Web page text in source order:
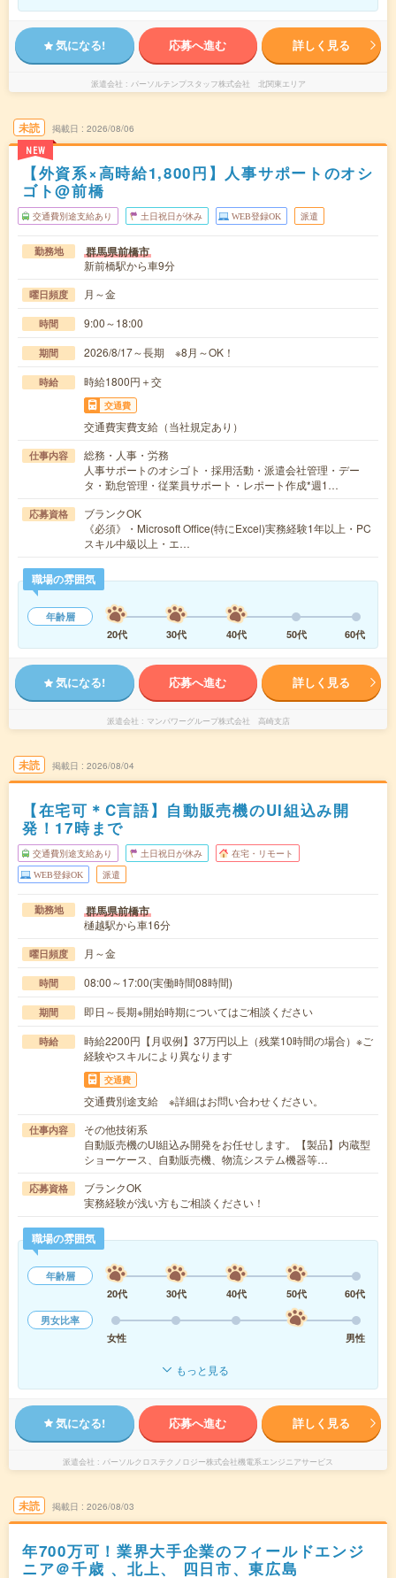
気になる! 応募へ進む 詳しく見る
派遣会社 パーソルテンプスタッフ株式会社 北関東エリア
未読
NEW
掲載日 2026/08/06
【外資系×高時給1,800円】人事サポートのオシ
ゴト@前橋
交通費別途支給あり 土日祝日が休み WEB登録OK 派遣
勤務地 群馬県前橋市
新前橋駅から車9分
曜日頻度 月～金
時間 9:00～18:00
期間 2026/8/17～長期 ※8月～OK！
時給 時給1800円＋交
交通費
交通費実費支給（当社規定あり）
仕事内容
総務・人事・労務
人事サポートのオシゴト・採用活動・派遣会社管理・デー
タ・勤怠管理・従業員サポート・レポート作成*週1…
応募資格
ブランクOK
《必須》・Microsoft Office(特にExcel)実務経験1年以上・PC
スキル中級以上・エ…
職場の雰囲気
年齢層
20代
30代 40代 50代 60代
気になる! 応募へ進む 詳しく見る
派遣会社 マンパワーグループ株式会社 高崎支店
未読 掲載日 2026/08/04
【在宅可＊C言語】自動販売機のUI組込み開
発！17時まで
交通費別途支給あり 土日祝日が休み 在宅・リモート
WEB登録OK 派遣
勤務地 群馬県前橋市
樋越駅から車16分
曜日頻度 月～金
時間 08:00～17:00(実働時間08時間)
期間 即日～長期※開始時期についてはご相談ください
時給
時給2200円【月収例】37万円以上（残業10時間の場合）※ご
経験やスキルにより異なります
交通費
交通費別途支給 ※詳細はお問い合わせください。
仕事内容
その他技術系
自動販売機のUI組込み開発をお任せします。【製品】内蔵型
ショーケース、自動販売機、物流システム機器等…
応募資格
ブランクOK
実務経験が浅い方もご相談ください！
職場の雰囲気
年齢層
20代
30代 40代 50代
60代
男女比率
女性
男性
もっと見る
気になる! 応募へ進む 詳しく見る
派遣会社 パーソルクロステクノロジー株式会社機電系エンジニアサービス
未読 掲載日 2026/08/03
年700万可！業界大手企業のフィールドエンジ
ニア＠千歳 、北上、 四日市、東広島